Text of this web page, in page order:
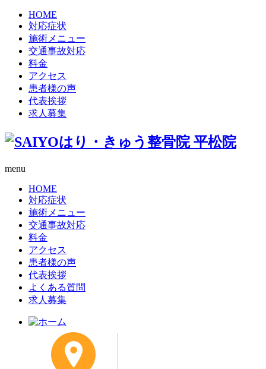
HOME
対応症状
施術メニュー
交通事故対応
料金
アクセス
患者様の声
代表挨拶
求人募集
menu
HOME
対応症状
施術メニュー
交通事故対応
料金
アクセス
患者様の声
代表挨拶
よくある質問
求人募集